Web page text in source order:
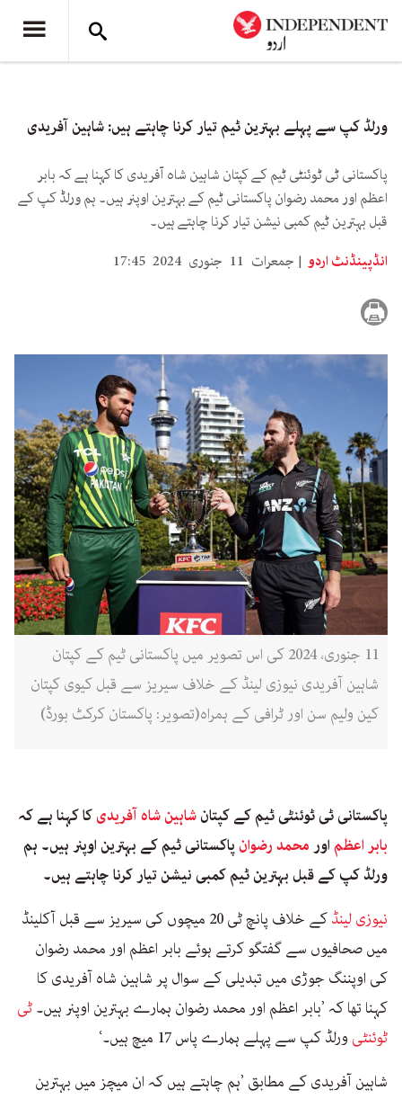
ورلڈ کپ سے پہلے بہترین ٹیم تیار کرنا چاہتے ہیں: شاہین آفریدی
پاکستانی ٹی ٹوئنٹی ٹیم کے کپتان شاہین شاہ آفریدی کا کہنا ہے کہ بابر
اعظم اور محمد رضوان پاکستانی ٹیم کے بہترین اوپنر ہیں۔ ہم ورلڈ کپ کے
قبل بہترین ٹیم کمبی نیشن تیار کرنا چاہتے ہیں۔
انڈپینڈنٹ اردو
جمعرات 11 جنوری 2024 17:45
11 جنوری، 2024 کی اس تصویر میں پاکستانی ٹیم کے کپتان
شاہین آفریدی نیوزی لینڈ کے خلاف سیریز سے قبل کیوی کپتان
کین ولیم سن اور ٹرافی کے ہمراہ(تصویر: پاکستان کرکٹ بورڈ)
پاکستانی ٹی ٹوئنٹی ٹیم کے کپتانشاہین شاہ آفریدیکا کہنا ہے کہ
بابر اعظماور محمد رضوان پاکستانی ٹیم کے بہترین اوپنر ہیں۔ ہم
ورلڈ کپ کے قبل بہترین ٹیم کمبی نیشن تیار کرنا چاہتے ہیں۔
نیوزی لینڈ
کے خلاف پانچ ٹی 20 میچوں کی سیریز سے قبل آکلینڈ
میں صحافیوں سے گفتگو کرتے ہوئے بابر اعظم اور محمد رضوان
کی اوپننگ جوڑی میں تبدیلی کے سوال پر شاہین شاہ آفریدی کا
کہنا تھا کہ ’بابر اعظم اور محمد رضوان ہمارے بہترین اوپنر ہیں۔ٹی
ٹوئنٹی ورلڈ کپ سے پہلے ہمارے پاس 17 میچ ہیں۔‘
شاہین آفریدی کے مطابق ’ہم چاہتے ہیں کہ ان میچز میں بہترین